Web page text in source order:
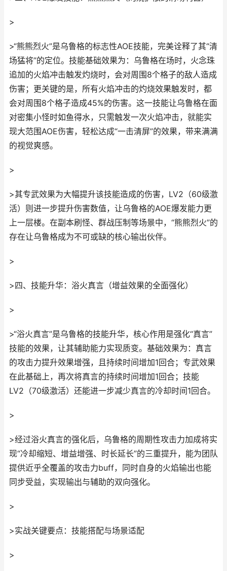
>
>“熊熊烈火”是乌鲁格的标志性AOE技能，完美诠释了其“清
场猛将”的定位。技能基础效果为：乌鲁格在场时，火念珠
追加的火焰冲击触发灼烧时，会对周围8个格子的敌人造成
伤害；更关键的是，所有火焰冲击的灼烧效果触发时，都
会对周围8个格子造成45%的伤害。这一技能让乌鲁格在面
对密集小怪时如鱼得水，只需触发一次火焰冲击，就能实
现大范围AOE伤害，轻松达成“一击清屏”的效果，带来满满
的视觉爽感。
>
>其专武效果为大幅提升该技能造成的伤害，LV2（60级激
活）则进一步提升伤害数值，让乌鲁格的AOE爆发能力更
上一层楼。在副本刷怪、群战压制等场景中，“熊熊烈火”的
存在让乌鲁格成为不可或缺的核心输出伙伴。
>
>四、技能升华：浴火真言（增益效果的全面强化）
>
>“浴火真言”是乌鲁格的技能升华，核心作用是强化“真言”
技能的效果，让其辅助能力实现质变。基础效果为：真言
的攻击力提升效果增强，且持续时间增加1回合；专武效果
在此基础上，再次将真言的持续时间增加1回合；技能
LV2（70级激活）还能进一步减少真言的冷却时间1回合。
>
>经过浴火真言的强化后，乌鲁格的周期性攻击力加成将实
现“冷却缩短、增益增强、时长延长”的三重提升，能为团队
提供近乎全覆盖的攻击力buff，同时自身的火焰输出也能
同步受益，实现输出与辅助的双向强化。
>
>实战关键要点：技能搭配与场景适配
>